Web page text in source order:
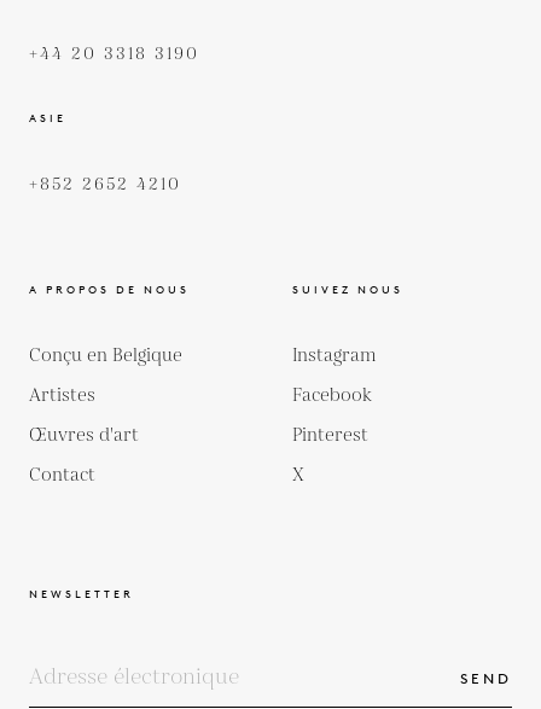
+44 20 3318 3190
ASIE
+852 2652 4210
A PROPOS DE NOUS
Conçu en Belgique
Artistes
Œuvres d'art
Contact
SUIVEZ NOUS
Instagram
Facebook
Pinterest
X
NEWSLETTER
SEND